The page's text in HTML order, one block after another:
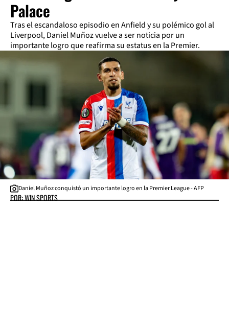
Palace
Tras el escandaloso episodio en Anfield y su polémico gol al
Liverpool, Daniel Muñoz vuelve a ser noticia por un
importante logro que reafirma su estatus en la Premier.
Daniel Muñoz conquistó un importante logro en la Premier League - AFP
POR: WIN SPORTS